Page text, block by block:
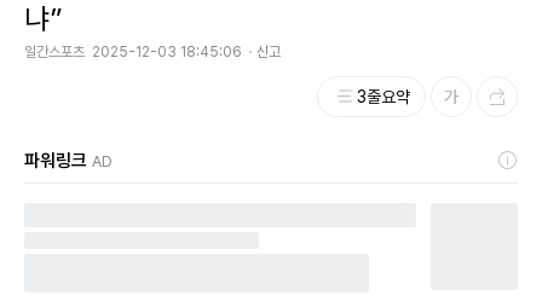
냐”
일간스포츠 2025-12-03 18:45:06 신고
3줄요약
파워링크 AD